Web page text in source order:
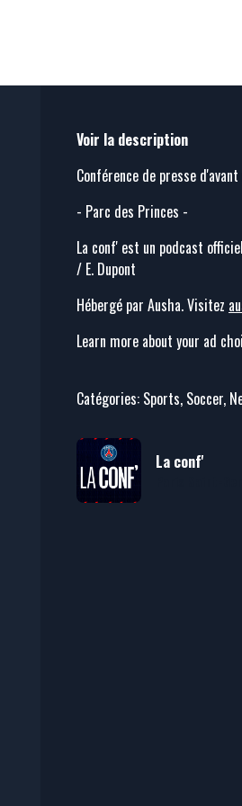
Voir la description
Conférence de presse
- Parc des Princes -
La conf' est un podcast
/ E. Dupont
Hébergé par Ausha. Visitez
Learn more about your ad
Catégories: Sports, Soccer,
La conf'